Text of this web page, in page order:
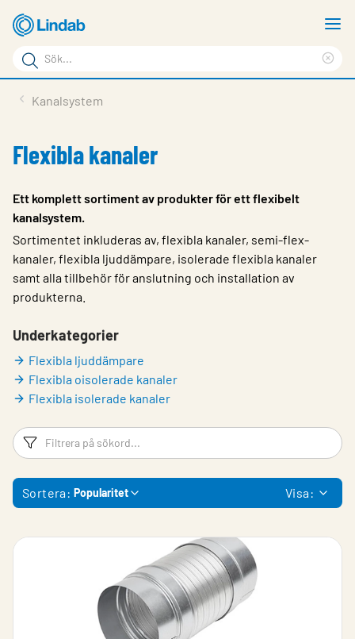
Hoppa
till
huvudinnehållet
Sökord
Sök
på
Service & Support
Om Lindab
Kontakt
Logga in
Choose languge
Sweden
Kanalsystem
Flexibla kanaler
Ett komplett sortiment av produkter för ett flexibelt
kanalsystem.
Sortimentet inkluderas av, flexibla kanaler, semi-flex-
kanaler, flexibla ljuddämpare, isolerade flexibla kanaler
samt alla tillbehör för anslutning och installation av
produkterna.
Underkategorier
Flexibla ljuddämpare
Flexibla oisolerade kanaler
Flexibla isolerade kanaler
Filtreringsord
Sortera: Popularitet Visa: